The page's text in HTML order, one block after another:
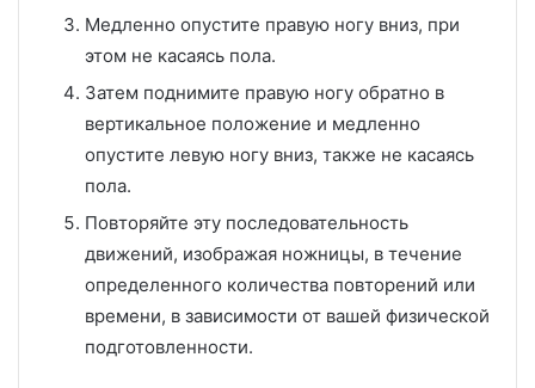
Медленно опустите правую ногу вниз, при
этом не касаясь пола.
Затем поднимите правую ногу обратно в
вертикальное положение и медленно
опустите левую ногу вниз, также не касаясь
пола.
Повторяйте эту последовательность
движений, изображая ножницы, в течение
определенного количества повторений или
времени, в зависимости от вашей физической
подготовленности.